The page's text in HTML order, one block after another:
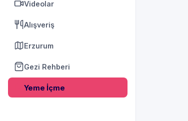
Videolar
Alışveriş
Erzurum
Gezi Rehberi
Yeme İçme